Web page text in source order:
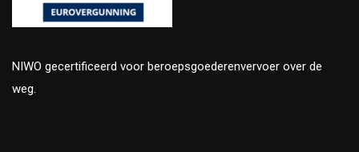
NIWO gecertificeerd voor beroepsgoederenvervoer over de
weg.